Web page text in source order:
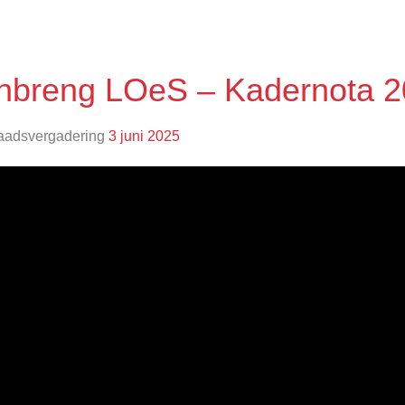
LOeS – Kadernota
3 juni 2025